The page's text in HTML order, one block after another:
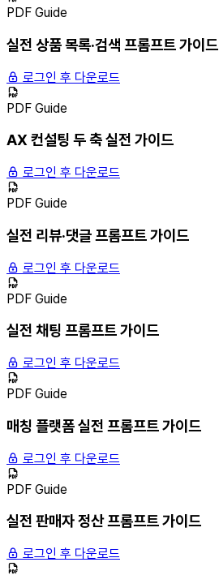
PDF Guide
실전 상품 목록·검색 프롬프트 가이드
로그인 후 다운로드
PDF Guide
AX 컨설팅 두 축 실전 가이드
로그인 후 다운로드
PDF Guide
실전 리뷰·댓글 프롬프트 가이드
로그인 후 다운로드
PDF Guide
실전 채팅 프롬프트 가이드
로그인 후 다운로드
PDF Guide
매칭 플랫폼 실전 프롬프트 가이드
로그인 후 다운로드
PDF Guide
실전 판매자 정산 프롬프트 가이드
로그인 후 다운로드